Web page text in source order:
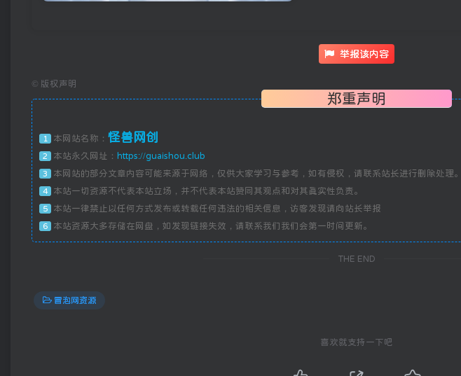
举报该内容
© 版权声明
郑重声明
1 本网站名称： 怪兽网创
2 本站永久网址： https://guaishou.club
3 本网站的部分文章内容可能来源于网络，仅供大家学习与参考，如有侵权，请联系站长进行删除处理。
4 本站一切资源不代表本站立场，并不代表本站赞同其观点和对其真实性负责。
5 本站一律禁止以任何方式发布或转载任何违法的相关信息，访客发现请向站长举报
6 本站资源大多存储在网盘，如发现链接失效，请联系我们我们会第一时间更新。
THE END
冒泡网资源
喜欢就支持一下吧